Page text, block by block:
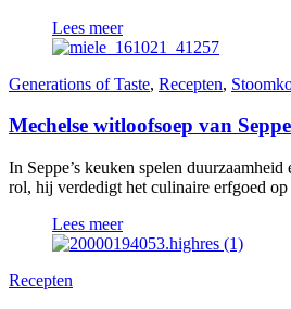
Lees meer
Generations of Taste, Recepten,
Mechelse witloofsoep van
In Seppe’s keuken spelen
rol, hij verdedigt het culinaire erfgoed
Lees meer
Recepten